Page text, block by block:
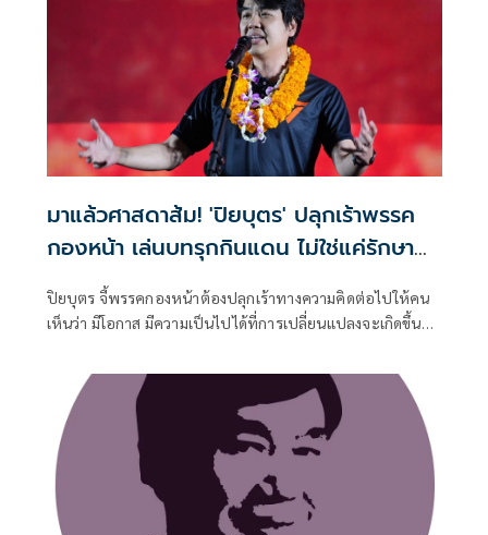
มาแล้วศาสดาส้ม! 'ปิยบุตร' ปลุกเร้าพรรค
กองหน้า เล่นบทรุกกินแดน ไม่ใช่แค่รักษา
ฐานที่มั่น
ปิยบุตร จี้พรรคกองหน้าต้องปลุกเร้าทางความคิดต่อไปให้คน
เห็นว่า มีโอกาส มีความเป็นไปได้ที่การเปลี่ยนแปลงจะเกิดขึ้น